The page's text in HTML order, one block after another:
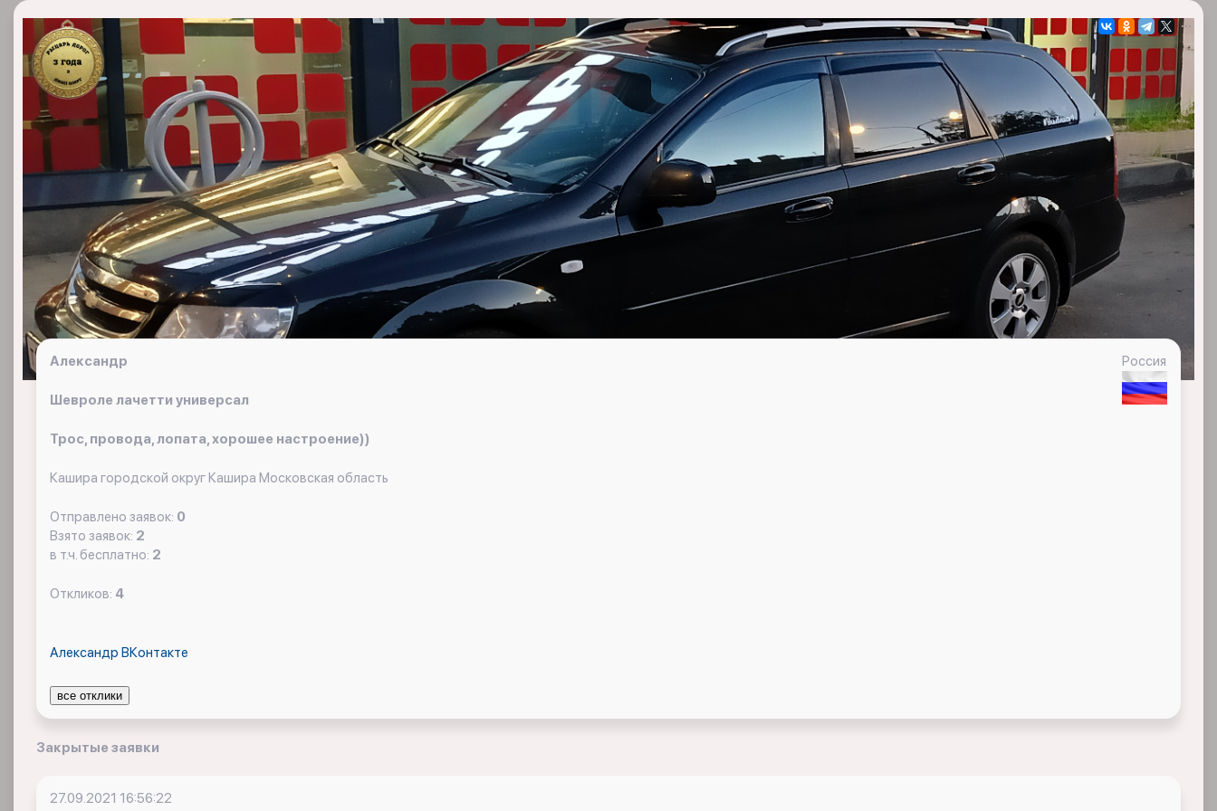
Россия
Александр
Шевроле лачетти универсал
Трос, провода, лопата, хорошее настроение))
Кашира городской округ Кашира Московская область
Отправлено заявок: 0
Взято заявок: 2
в т.ч. бесплатно: 2
Откликов: 4
Александр ВКонтакте
все отклики
Закрытые заявки
27.09.2021 16:56:22